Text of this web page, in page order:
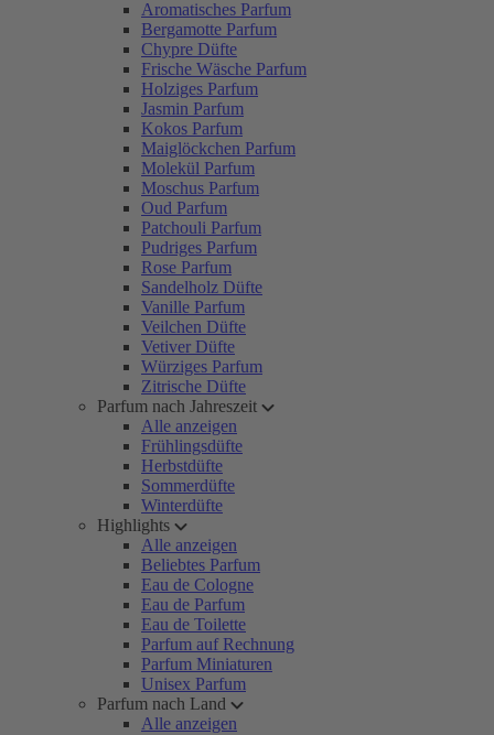
Aromatisches Parfum
Bergamotte Parfum
Chypre Düfte
Frische Wäsche Parfum
Holziges Parfum
Jasmin Parfum
Kokos Parfum
Maiglöckchen Parfum
Molekül Parfum
Moschus Parfum
Oud Parfum
Patchouli Parfum
Pudriges Parfum
Rose Parfum
Sandelholz Düfte
Vanille Parfum
Veilchen Düfte
Vetiver Düfte
Würziges Parfum
Zitrische Düfte
Parfum nach Jahreszeit
Alle anzeigen
Frühlingsdüfte
Herbstdüfte
Sommerdüfte
Winterdüfte
Highlights
Alle anzeigen
Beliebtes Parfum
Eau de Cologne
Eau de Parfum
Eau de Toilette
Parfum auf Rechnung
Parfum Miniaturen
Unisex Parfum
Parfum nach Land
Alle anzeigen